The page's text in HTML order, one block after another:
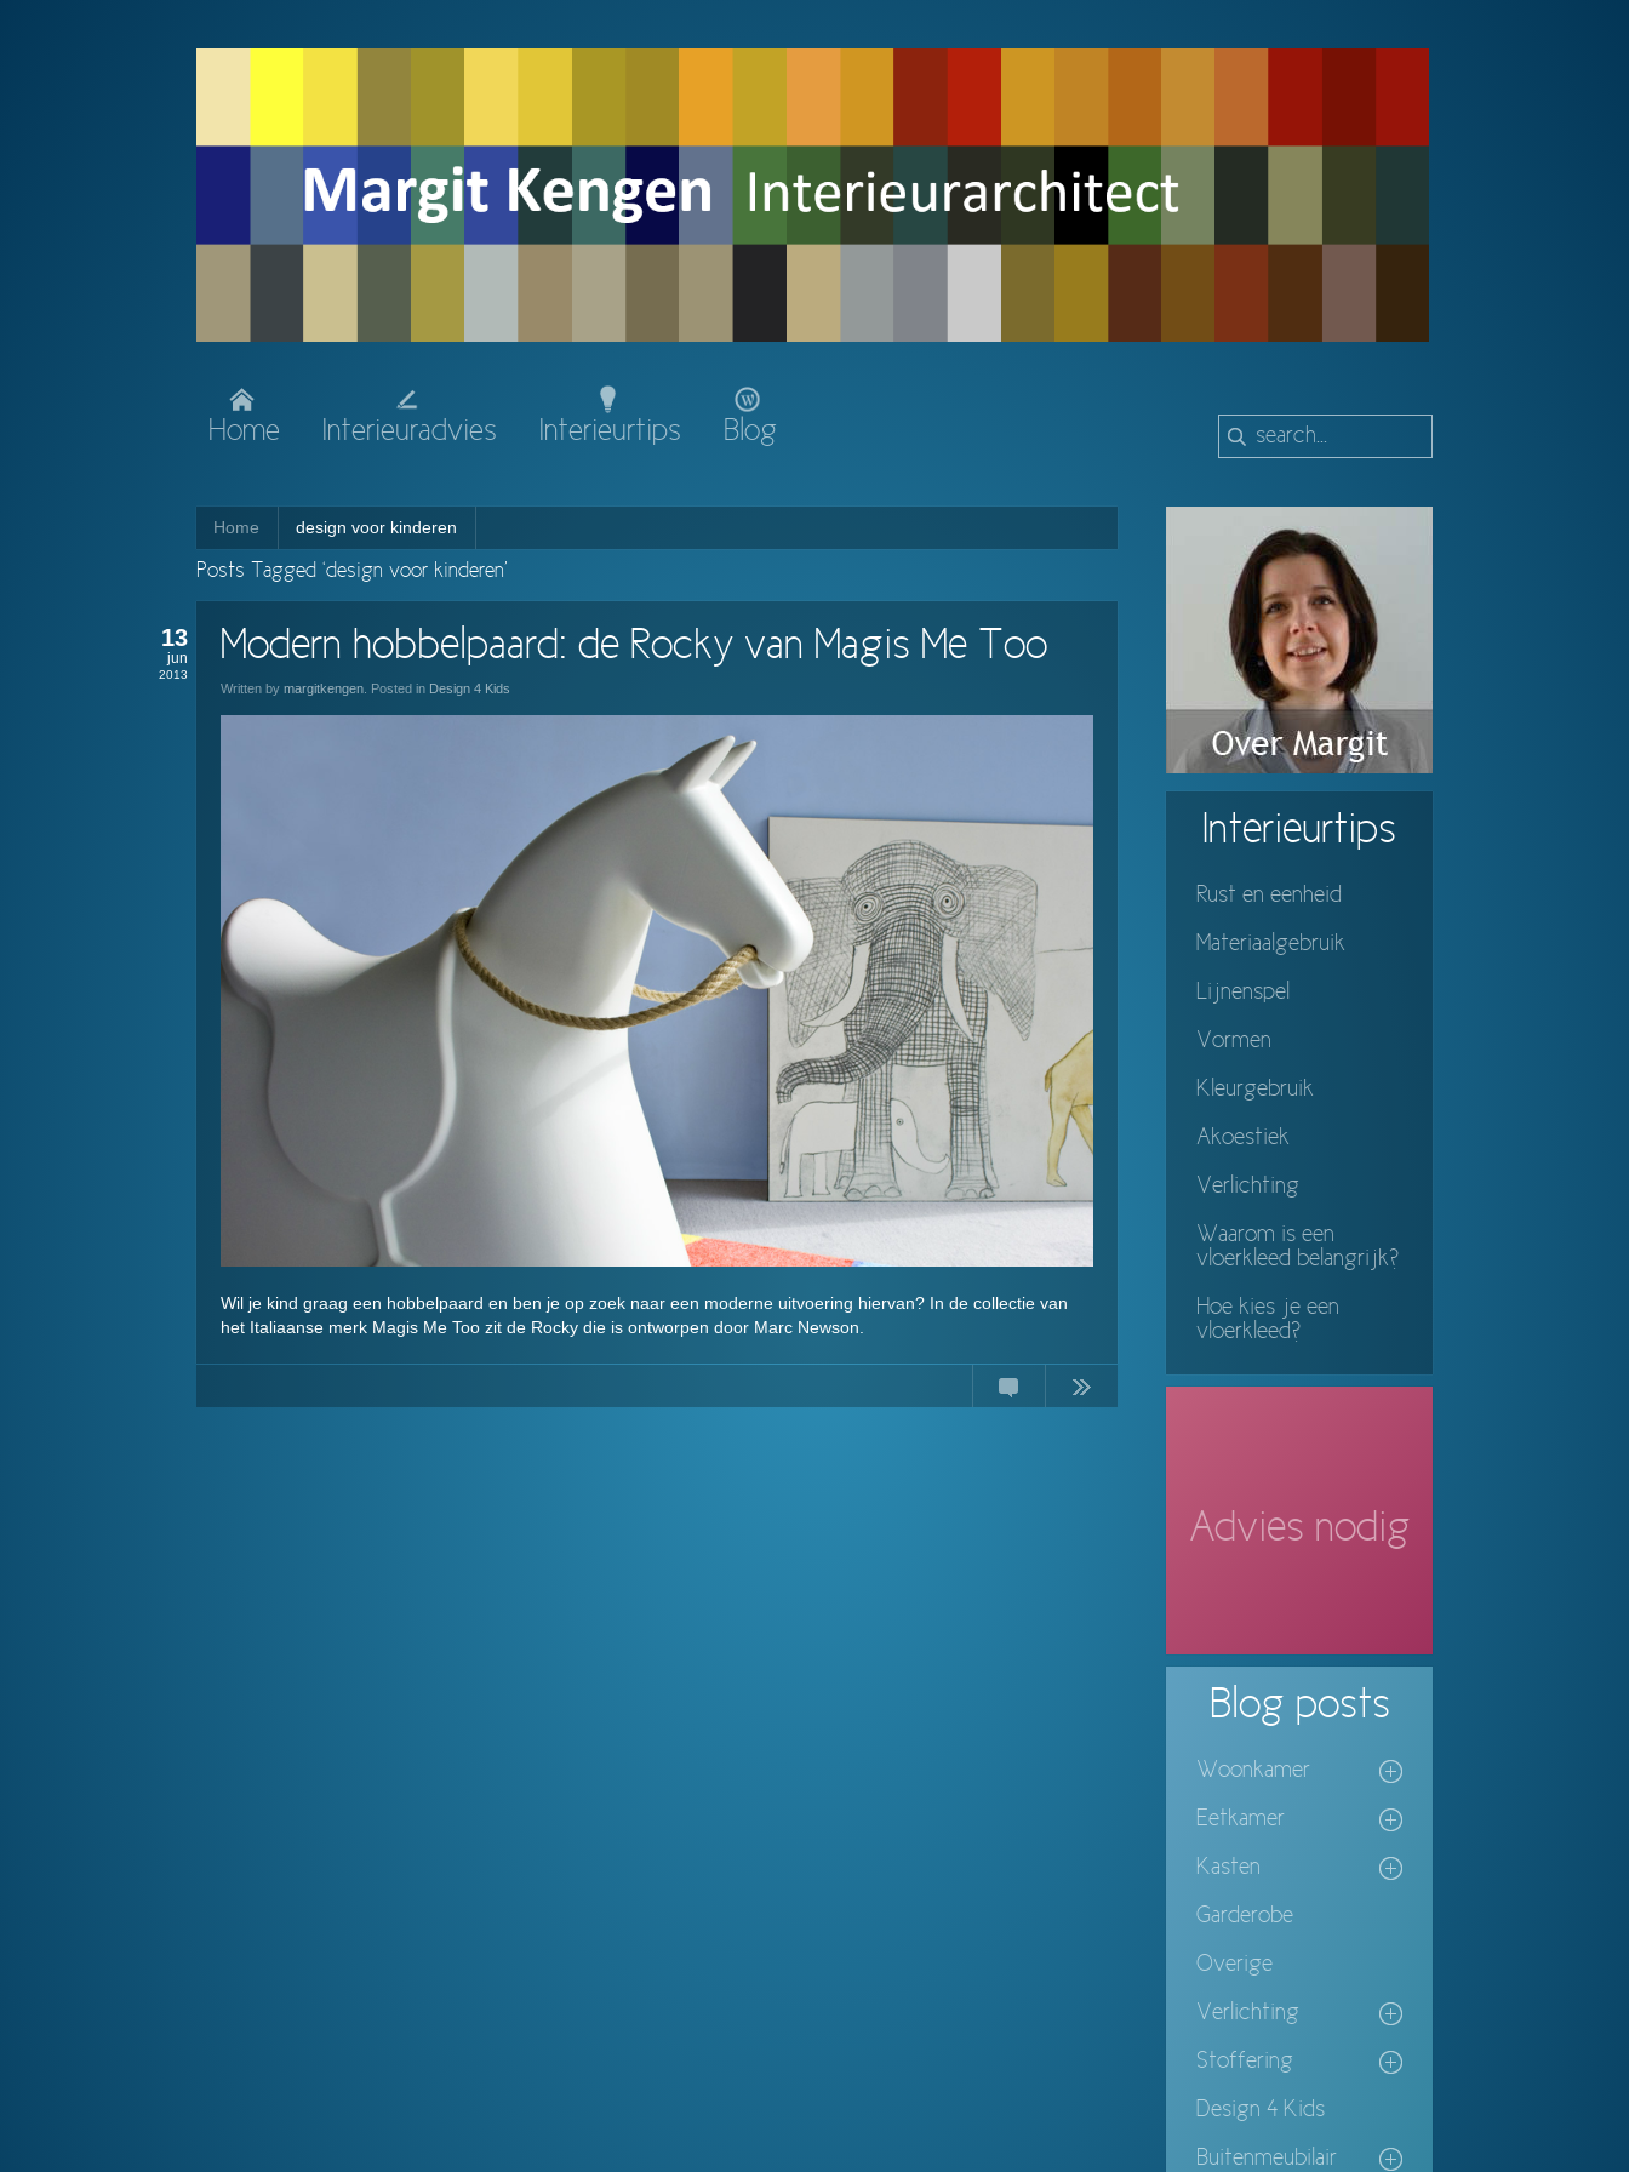
Home Interieuradvies Interieurtips Blog
Home design voor kinderen
Posts Tagged ‘design voor kinderen’
13
jun
2013
Modern hobbelpaard: de Rocky van Magis Me Too
Written by margitkengen . Posted in Design 4 Kids
Wil je kind graag een hobbelpaard en ben je op zoek naar een moderne uitvoering hiervan? In de collectie van
het Italiaanse merk Magis Me Too zit de Rocky die is ontworpen door Marc Newson.
Continue
Interieurtips
Rust en eenheid
Materiaalgebruik
Lijnenspel
Vormen
Kleurgebruik
Akoestiek
Verlichting
Waarom is een
vloerkleed belangrijk?
Hoe kies je een
vloerkleed?
Advies nodig
Blog posts
Woonkamer
Eetkamer
Kasten
Garderobe
Overige
Verlichting
Stoffering
Design 4 Kids
Buitenmeubilair